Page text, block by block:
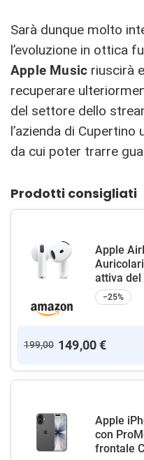
Sarà dunque molto
l’evoluzione in ottica
Apple Music riuscirà
recuperare
del settore dello
l’azienda di
da cui poter trarre
Prodotti consigliati
Apple
attiva del
−25%
199,00 149,00 €
Apple
con
frontale